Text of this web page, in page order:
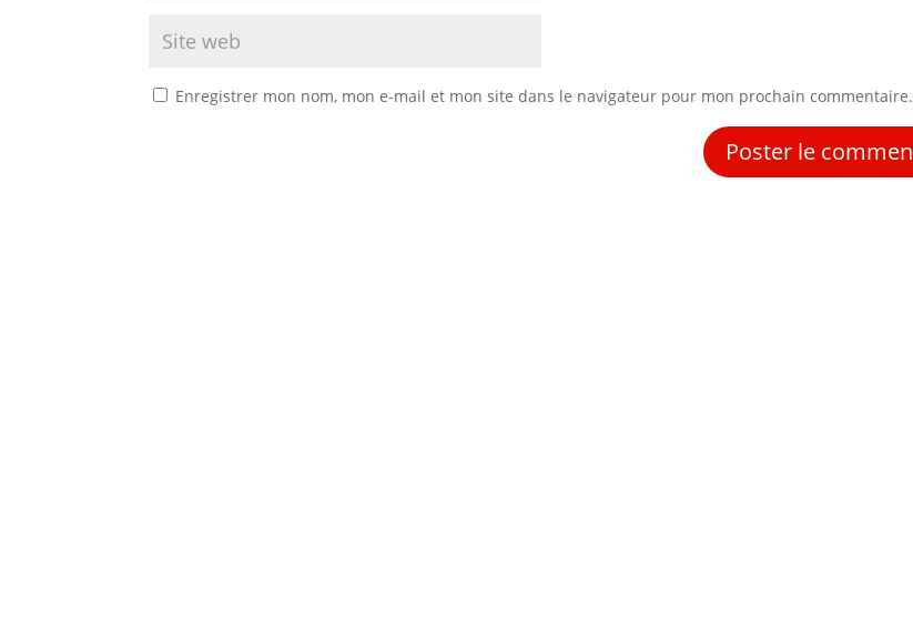
Enregistrer mon nom, mon e-mail et mon site dans le navigateur pour mon prochain commentaire.